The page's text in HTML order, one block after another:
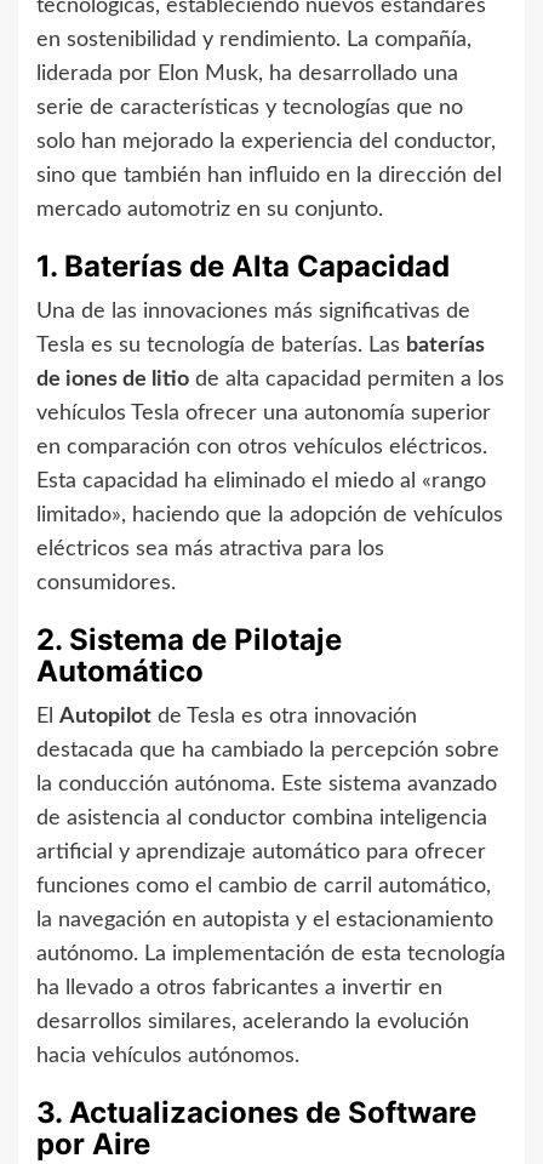
tecnológicas, estableciendo nuevos estándares
en sostenibilidad y rendimiento. La compañía,
liderada por Elon Musk, ha desarrollado una
serie de características y tecnologías que no
solo han mejorado la experiencia del conductor,
sino que también han influido en la dirección del
mercado automotriz en su conjunto.
1. Baterías de Alta Capacidad
Una de las innovaciones más significativas de
Tesla es su tecnología de baterías. Las baterías
de iones de litio de alta capacidad permiten a los
vehículos Tesla ofrecer una autonomía superior
en comparación con otros vehículos eléctricos.
Esta capacidad ha eliminado el miedo al «rango
limitado», haciendo que la adopción de vehículos
eléctricos sea más atractiva para los
consumidores.
2. Sistema de Pilotaje
Automático
El Autopilot de Tesla es otra innovación
destacada que ha cambiado la percepción sobre
la conducción autónoma. Este sistema avanzado
de asistencia al conductor combina inteligencia
artificial y aprendizaje automático para ofrecer
funciones como el cambio de carril automático,
la navegación en autopista y el estacionamiento
autónomo. La implementación de esta tecnología
ha llevado a otros fabricantes a invertir en
desarrollos similares, acelerando la evolución
hacia vehículos autónomos.
3. Actualizaciones de Software
por Aire